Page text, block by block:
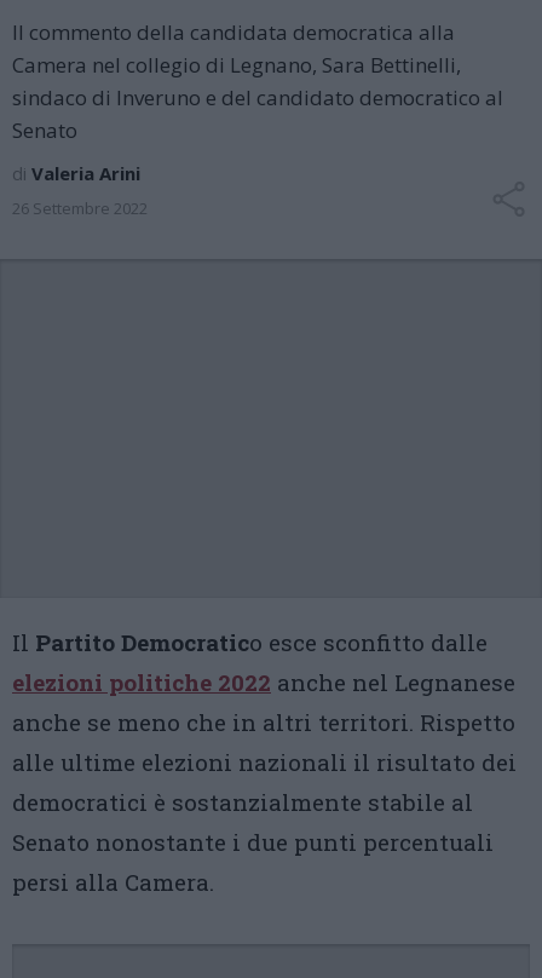
Il commento della candidata democratica alla
Camera nel collegio di Legnano, Sara Bettinelli,
sindaco di Inveruno e del candidato democratico al
Senato
di Valeria Arini
26 Settembre 2022
Il Partito Democratico esce sconfitto dalle
elezioni politiche 2022 anche nel Legnanese
anche se meno che in altri territori. Rispetto
alle ultime elezioni nazionali il risultato dei
democratici è sostanzialmente stabile al
Senato nonostante i due punti percentuali
persi alla Camera.